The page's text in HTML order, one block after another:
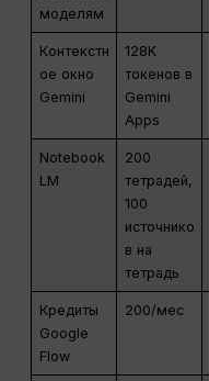
моделям
Контекстн
ое окно
Gemini
128K
токенов в
Gemini
Apps
Notebook
LM
200
тетрадей,
100
источнико
в на
тетрадь
Кредиты
Google
Flow
200/мес